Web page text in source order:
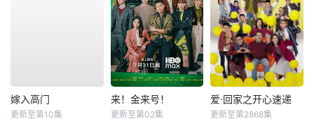
嫁入高门
更新至第10集
来！金来号！
更新至第02集
爱·回家之开心速递
更新至第2868集